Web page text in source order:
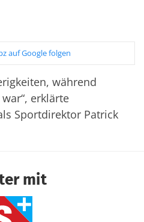
auf Google folgen
während
erklärte
Sportdirektor Patrick